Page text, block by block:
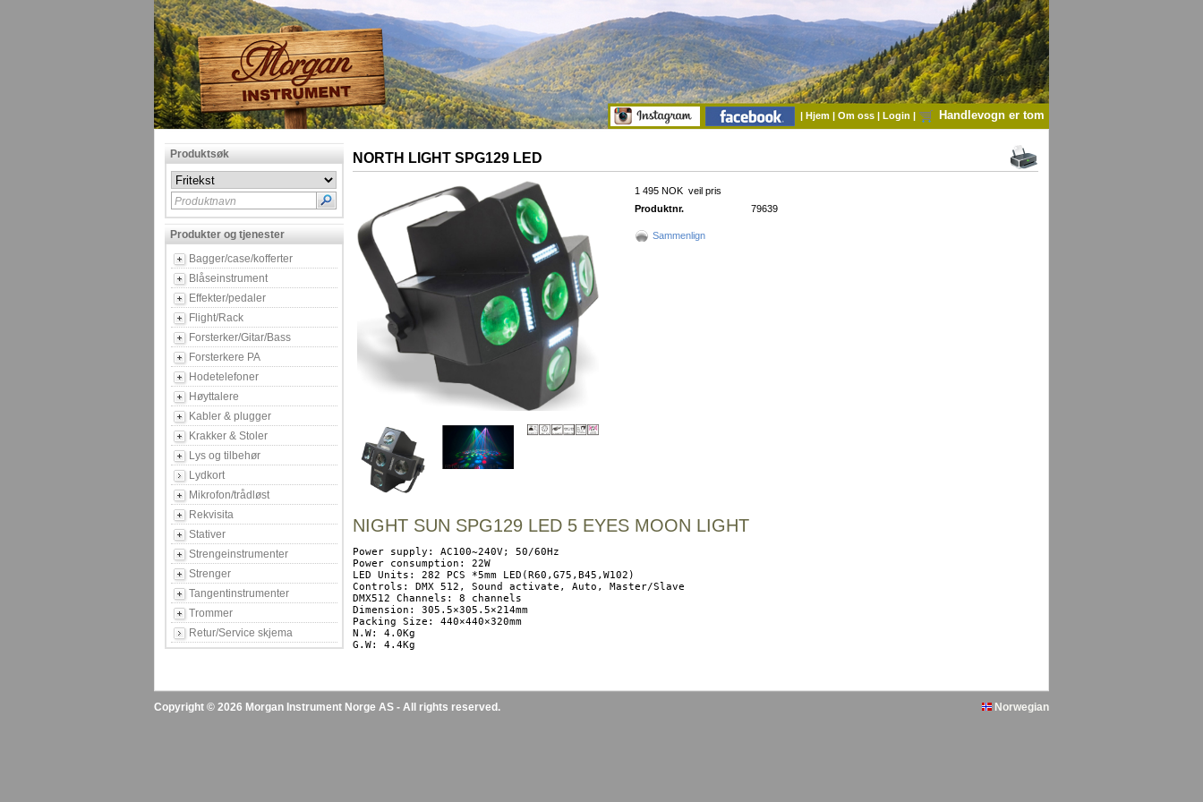
| Hjem | Om oss | Login | Handlevogn er tom
Produktsøk
Produktnavn
Produkter og tjenester
Bagger/case/kofferter
Blåseinstrument
Effekter/pedaler
Flight/Rack
Forsterker/Gitar/Bass
Forsterkere PA
Hodetelefoner
Høyttalere
Kabler & plugger
Krakker & Stoler
Lys og tilbehør
Lydkort
Mikrofon/trådløst
Rekvisita
Stativer
Strengeinstrumenter
Strenger
Tangentinstrumenter
Trommer
Retur/Service skjema
NORTH LIGHT SPG129 LED
1 495 NOK veil pris
Produktnr.
79639
Sammenlign
NIGHT SUN SPG129 LED 5 EYES MOON LIGHT
Power supply: AC100~240V; 50/60Hz
Power consumption: 22W
LED Units: 282 PCS *5mm LED(R60,G75,B45,W102)
Controls: DMX 512, Sound activate, Auto, Master/Slave
DMX512 Channels: 8 channels
Dimension: 305.5×305.5×214mm
Packing Size: 440×440×320mm
N.W: 4.0Kg
Copyright © 2026 Morgan Instrument Norge AS - All rights reserved. Norwegian